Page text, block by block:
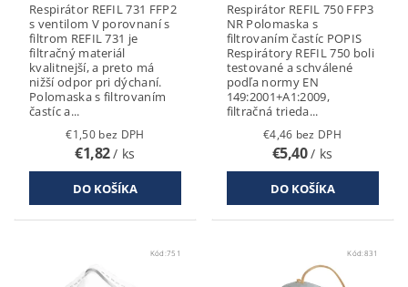
Respirátor REFIL 731 FFP2
s ventilom V porovnaní s
filtrom REFIL 731 je
filtračný materiál
kvalitnejší, a preto má
nižší odpor pri dýchaní.
Polomaska s filtrovaním
častíc a...
€1,50 bez DPH
€1,82/ ks
Respirátor REFIL 750 FFP3
NR Polomaska s
filtrovaním častíc POPIS
Respirátory REFIL 750 boli
testované a schválené
podľa normy EN
149:2001+A1:2009,
filtračná trieda...
€4,46 bez DPH
€5,40/ ks
Kód:751 Kód:831